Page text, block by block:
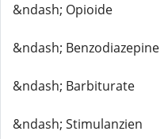
&ndash; Opioide
&ndash; Benzodiazepine
&ndash; Barbiturate
&ndash; Stimulanzien